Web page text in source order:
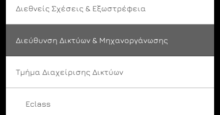
Διεθνείς Σχέσεις & Εξωστρέφεια
Διεύθυνση Δικτύων & Μηχανοργάνωσης
Τμήμα Διαχείρισης Δικτύων
Eclass